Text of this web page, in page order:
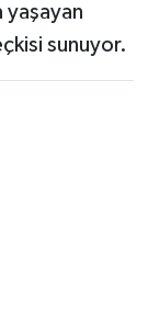
yaşayan
sunuyor.